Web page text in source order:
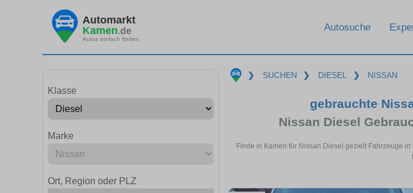
Automarkt
Kamen.de
Autos einfach finden
Autosuche
Klasse
Marke
Ort, Region oder PLZ
❯ SUCHEN ❯ DIESEL ❯ NISSAN
gebrauchte
Nissan Diesel
Finde in Kamen für Nissan Diesel gezielt Fahrzeuge